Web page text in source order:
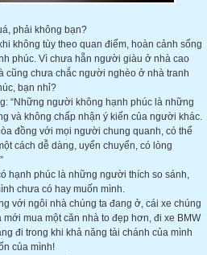
phải không bạn?
không tùy theo quan điểm, hoàn cảnh sống
phúc. Vì chưa hẵn người giàu ở nhà cao
cũng chưa chắc người nghèo ở nhà tranh
bạn nhỉ?
“Những người không hạnh phúc là những
và không chấp nhận ý kiến của người khác.
đồng với mọi người chung quanh, có thể
cách dễ dàng, uyển chuyển, có lòng
hạnh phúc là những người thích so sánh,
chưa có hay muốn mình.
với ngôi nhà chúng ta đang ở, cái xe chúng
mua một căn nhà to đẹp hơn, đi xe BMW
đi trong khi khả năng tài chánh của mình
của mình!